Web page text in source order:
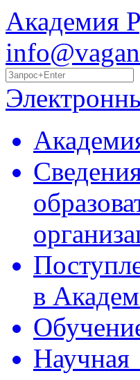
Академия
в
Научная